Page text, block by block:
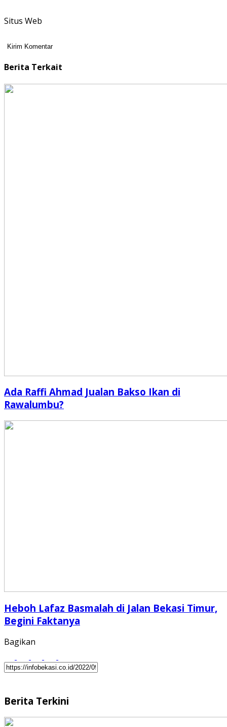
Situs Web
Berita Terkait
Ada Raffi Ahmad Jualan Bakso Ikan di
Rawalumbu?
Heboh Lafaz Basmalah di Jalan Bekasi Timur,
Begini Faktanya
Bagikan
Berita Terkini